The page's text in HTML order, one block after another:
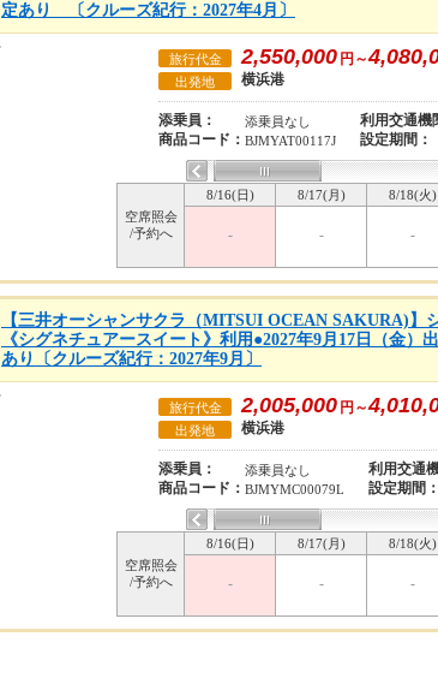
定あり 〔クルーズ紀行：2027年4月〕
旅行代金 2,550,000 円～
出発地 横浜港
添乗員： 添乗員なし 利用交通機
商品コード： BJMYAT00117J 設定期間：
空席照会
/予約へ
8/16(日) 8/17(月) 8/18(火)
- - -
【三井オーシャンサクラ（MITSUI OCEAN SAKURA)】
《シグネチュアースイート》利用●2027年9月17日（金
あり〔クルーズ紀行：2027年9月〕
旅行代金 2,005,000 円～
出発地 横浜港
添乗員： 添乗員なし 利用交通
商品コード： BJMYMC00079L 設定期間：
空席照会
/予約へ
8/16(日) 8/17(月) 8/18(火)
- - -